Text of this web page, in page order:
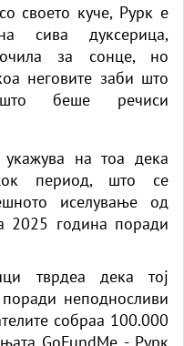
своето куче, Рурк е
сива дуксерица,
за сонце, но
неговите заби што
што беше речиси
на тоа дека
период, што се
иселување од
2025 година поради
тврдеа дека тој
неподносливи
собраа 100.000
GoFundMe - Рурк